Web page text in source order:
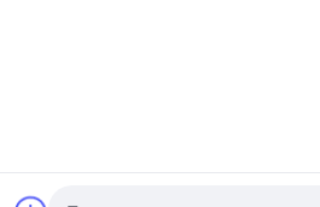
Çin İyi Kalite Bently Nevada Yakınlık